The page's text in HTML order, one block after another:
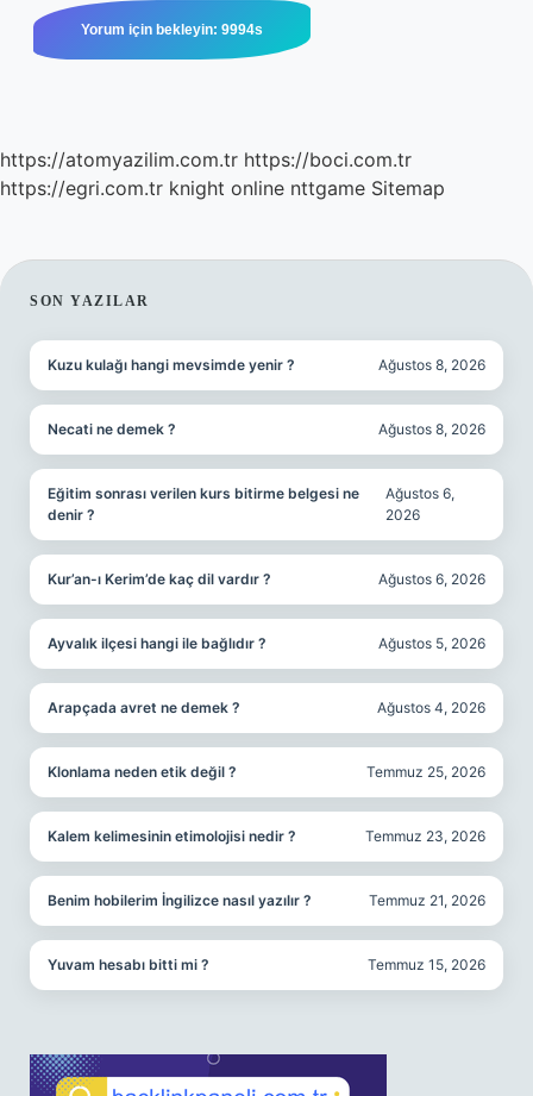
https://atomyazilim.com.tr https://boci.com.tr
https://egri.com.tr knight online nttgame Sitemap
SIDEBAR
SON YAZILAR
Kuzu kulağı hangi mevsimde yenir ? Ağustos 8, 2026
Necati ne demek ? Ağustos 8, 2026
Eğitim sonrası verilen kurs bitirme belgesi ne
denir ?
Ağustos 6,
2026
Kur’an-ı Kerim’de kaç dil vardır ? Ağustos 6, 2026
Ayvalık ilçesi hangi ile bağlıdır ? Ağustos 5, 2026
Arapçada avret ne demek ? Ağustos 4, 2026
Klonlama neden etik değil ? Temmuz 25, 2026
Kalem kelimesinin etimolojisi nedir ? Temmuz 23, 2026
Benim hobilerim İngilizce nasıl yazılır ? Temmuz 21, 2026
Yuvam hesabı bitti mi ? Temmuz 15, 2026